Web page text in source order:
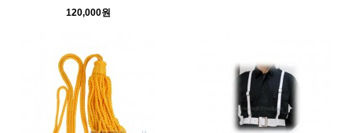
120,000원